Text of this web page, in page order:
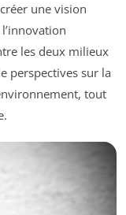
une vision
les deux milieux
perspectives sur la
tout